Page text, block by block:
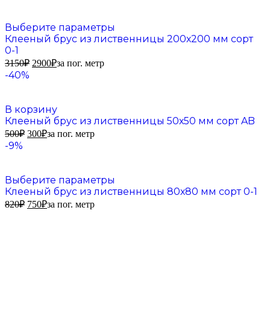
Выберите параметры
Клееный брус из лиственницы 200х200 мм сорт
0-1
3150₽ 2900₽за пог. метр
-40%
В корзину
Клееный брус из лиственницы 50х50 мм сорт AB
500₽ 300₽за пог. метр
-9%
Выберите параметры
Клееный брус из лиственницы 80х80 мм сорт 0-1
820₽ 750₽за пог. метр